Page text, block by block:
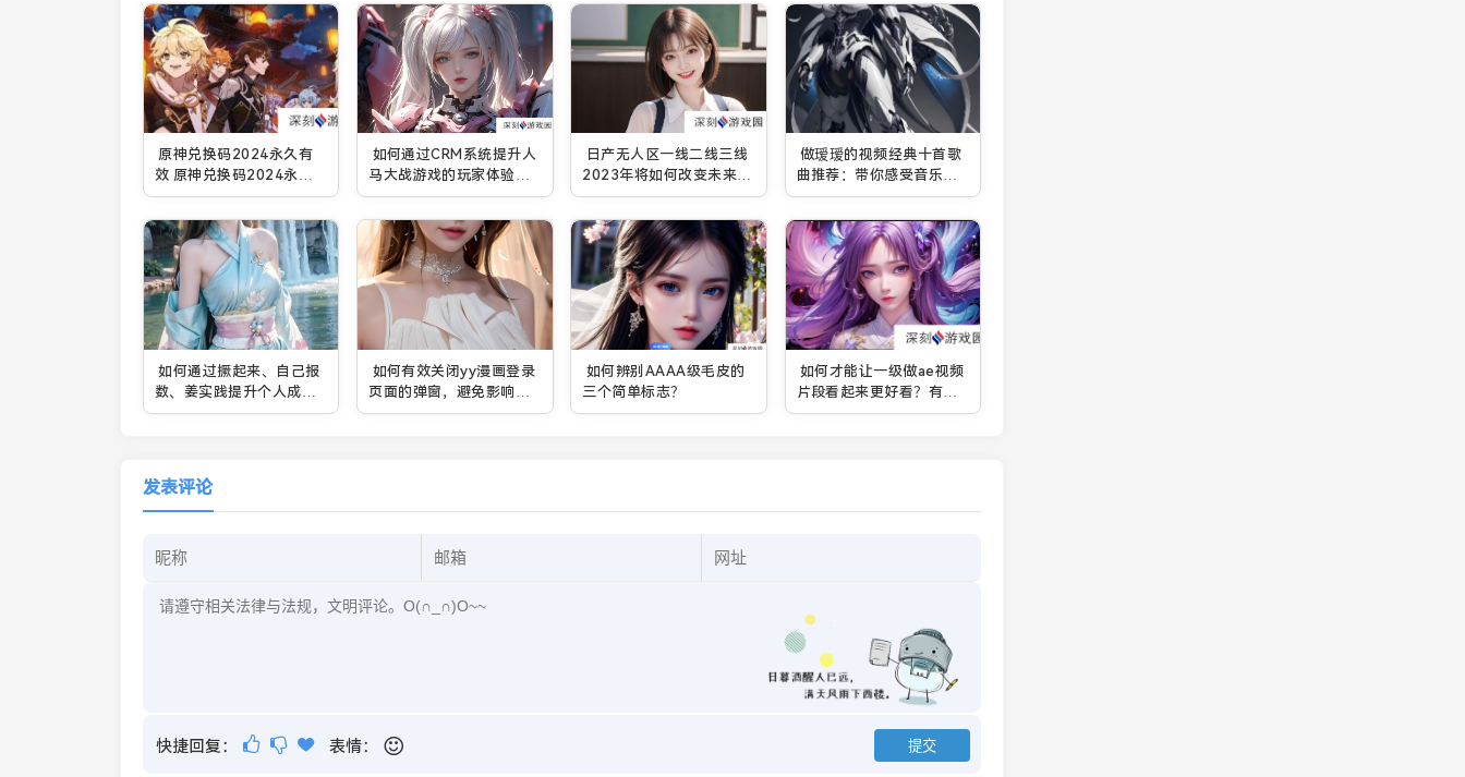
原神兑换码2024永久有
效 原神兑换码2024永久
有效大全一览
如何通过CRM系统提升人
马大战游戏的玩家体验和
战斗效率？
日产无人区一线二线三线
2023年将如何改变未来出
行模式？
做瑷瑷的视频经典十首歌
曲推荐：带你感受音乐与
情感的交织
如何通过撅起来、自己报
数、姜实践提升个人成长
能力？
如何有效关闭yy漫画登录
页面的弹窗，避免影响阅
读体验？
如何辨别AAAA级毛皮的
三个简单标志？
如何才能让一级做ae视频
片段看起来更好看？有哪
些实用技巧？
发表评论
快捷回复： 表情：